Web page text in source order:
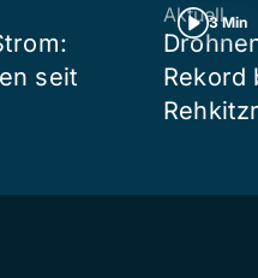
seit
3 Min
Aktuell
Rekord